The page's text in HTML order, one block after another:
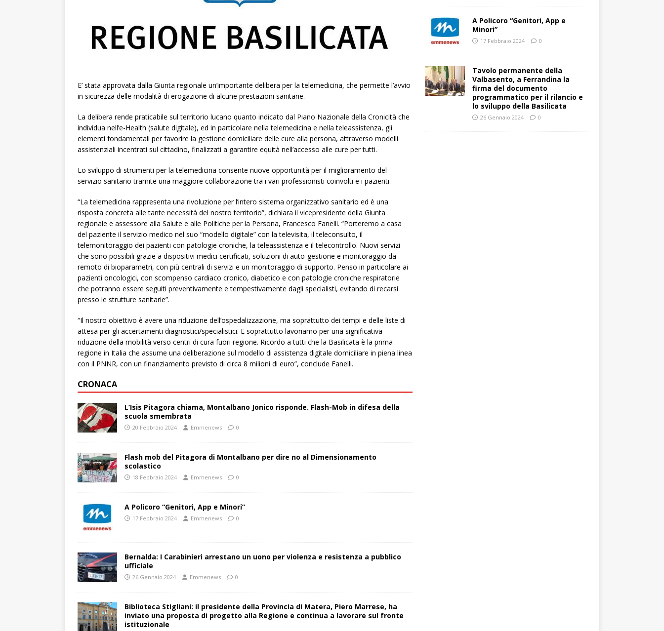
E’ stata approvata dalla Giunta regionale un’importante delibera per la telemedicina, che permette l’avvio
in sicurezza delle modalità di erogazione di alcune prestazioni sanitarie.
La delibera rende praticabile sul territorio lucano quanto indicato dal Piano Nazionale della Cronicità che
individua nell’e-Health (salute digitale), ed in particolare nella telemedicina e nella teleassistenza, gli
elementi fondamentali per favorire la gestione domiciliare delle cure alla persona, attraverso modelli
assistenziali incentrati sul cittadino, finalizzati a garantire equità nell’accesso alle cure per tutti.
Lo sviluppo di strumenti per la telemedicina consente nuove opportunità per il miglioramento del
servizio sanitario tramite una maggiore collaborazione tra i vari professionisti coinvolti e i pazienti.
“La telemedicina rappresenta una rivoluzione per l’intero sistema organizzativo sanitario ed è una
risposta concreta alle tante necessità del nostro territorio”, dichiara il vicepresidente della Giunta
regionale e assessore alla Salute e alle Politiche per la Persona, Francesco Fanelli. “Porteremo a casa
del paziente il servizio medico nel suo “modello digitale” con la televisita, il teleconsulto, il
telemonitoraggio dei pazienti con patologie croniche, la teleassistenza e il telecontrollo. Nuovi servizi
che sono possibili grazie a dispositivi medici certificati, soluzioni di auto-gestione e monitoraggio da
remoto di bioparametri, con più centrali di servizi e un monitoraggio di supporto. Penso in particolare ai
pazienti oncologici, con scompenso cardiaco cronico, diabetico e con patologie croniche respiratorie
che potranno essere seguiti preventivamente e tempestivamente dagli specialisti, evitando di recarsi
presso le strutture sanitarie”.
“Il nostro obiettivo è avere una riduzione dell’ospedalizzazione, ma soprattutto dei tempi e delle liste di
attesa per gli accertamenti diagnostici/specialistici. E soprattutto lavoriamo per una significativa
riduzione della mobilità verso centri di cura fuori regione. Ricordo a tutti che la Basilicata è la prima
regione in Italia che assume una deliberazione sul modello di assistenza digitale domiciliare in piena linea
con il PNNR, con un finanziamento previsto di circa 8 milioni di euro”, conclude Fanelli.
CRONACA
L’Isis Pitagora chiama, Montalbano Jonico risponde. Flash-Mob in difesa della
scuola smembrata
20 Febbraio 2024 Emmenews 0
Flash mob del Pitagora di Montalbano per dire no al Dimensionamento
scolastico
18 Febbraio 2024 Emmenews 0
A Policoro “Genitori, App e Minori”
17 Febbraio 2024 Emmenews 0
Bernalda: I Carabinieri arrestano un uono per violenza e resistenza a pubblico
ufficiale
26 Gennaio 2024 Emmenews 0
Biblioteca Stigliani: il presidente della Provincia di Matera, Piero Marrese, ha
inviato una proposta di progetto alla Regione e continua a lavorare sul fronte
istituzionale
A Policoro “Genitori, App e
Minori”
17 Febbraio 2024 0
Tavolo permanente della
Valbasento, a Ferrandina la
firma del documento
programmatico per il rilancio e
lo sviluppo della Basilicata
26 Gennaio 2024 0